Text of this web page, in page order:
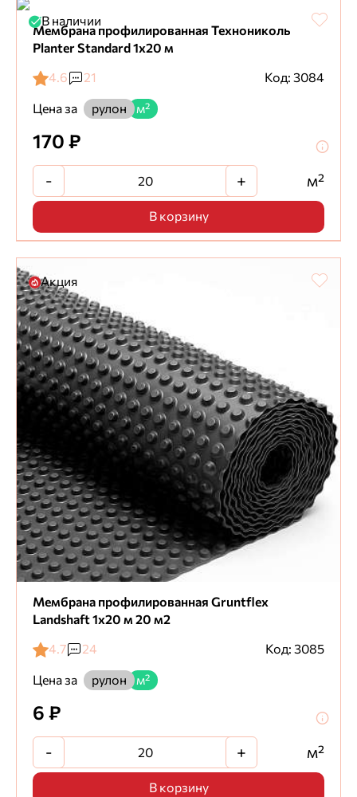
В наличии
Мембрана профилированная Технониколь
Planter Standard 1х20 м
4.6
21
Код: 3084
Цена за
рулон м²
170 ₽
- + м²
В корзину
Акция
Мембрана профилированная Gruntflex
Landshaft 1х20 м 20 м2
4.7
24
Код: 3085
Цена за
рулон м²
6 ₽
- + м²
В корзину